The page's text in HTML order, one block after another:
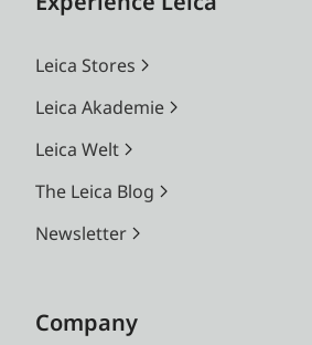
Leica Stores
Leica Akademie
Leica Welt
The Leica Blog
Newsletter
Company